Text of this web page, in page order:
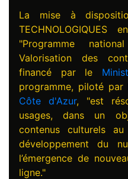
La mise à
"Programme
Valorisation des
financé par le
programme, piloté par
Côte d'Azur, "est
usages, dans un
contenus culturels
développement du
l’émergence de
ligne."